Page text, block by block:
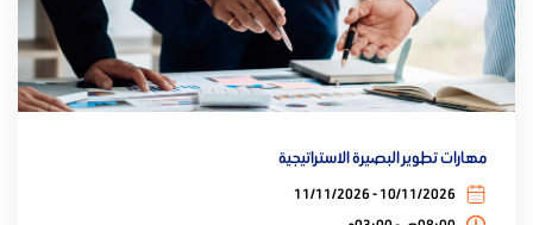
مهارات تطوير البصيرة الاستراتيجية
10/11/2026 - 11/11/2026